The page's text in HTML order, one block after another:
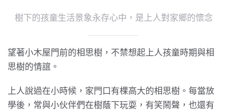
樹下的孩童生活景象永存心中，是上人對家鄉的懷念
望著小木屋門前的相思樹，不禁想起上人孩童時期與相
思樹的情誼。
上人說過在小時候，家門口有棵高大的相思樹。每當放
學後，常與小伙伴們在樹蔭下玩耍，有笑鬧聲，也還有